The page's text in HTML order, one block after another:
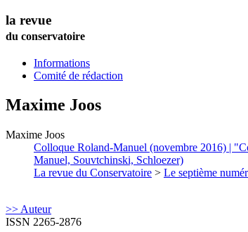
la revue
du conservatoire
Informations
Comité de rédaction
Maxime Joos
Maxime Joos
Colloque Roland-Manuel (novembre 2016) |
Manuel, Souvtchinski, Schloezer)
La revue du Conservatoire > Le septième
>> Auteur
ISSN 2265-2876